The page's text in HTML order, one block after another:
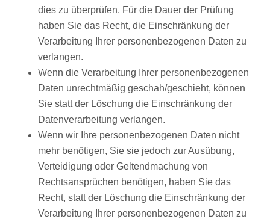
dies zu überprüfen. Für die Dauer der Prüfung
haben Sie das Recht, die Einschränkung der
Verarbeitung Ihrer personenbezogenen Daten zu
verlangen.
Wenn die Verarbeitung Ihrer personenbezogenen
Daten unrechtmäßig geschah/geschieht, können
Sie statt der Löschung die Einschränkung der
Datenverarbeitung verlangen.
Wenn wir Ihre personenbezogenen Daten nicht
mehr benötigen, Sie sie jedoch zur Ausübung,
Verteidigung oder Geltendmachung von
Rechtsansprüchen benötigen, haben Sie das
Recht, statt der Löschung die Einschränkung der
Verarbeitung Ihrer personenbezogenen Daten zu